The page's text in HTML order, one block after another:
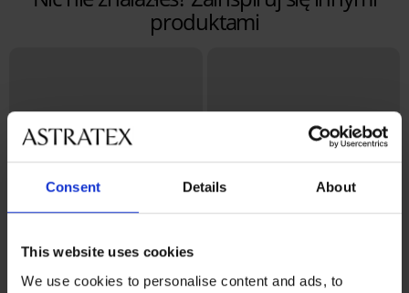
Consent Details About
This website uses cookies
We use cookies to personalise content and ads, to
produktami